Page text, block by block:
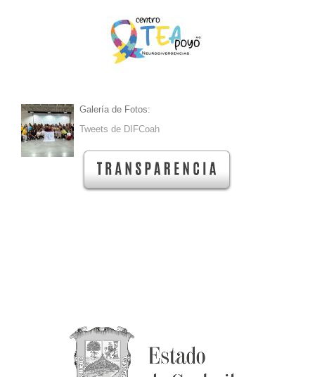
Galería de Fotos:
Tweets de DIFCoah